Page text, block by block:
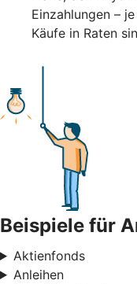
Einzahlungen –
Käufe in Raten
Beispiele für
Aktienfonds
Anleihen